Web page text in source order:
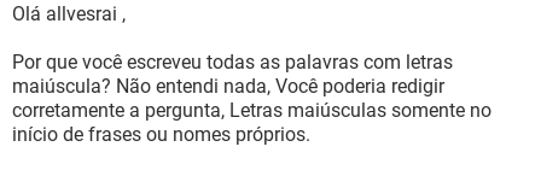
Olá allvesrai ,
Por que você escreveu todas as palavras com letras
maiúscula? Não entendi nada, Você poderia redigir
corretamente a pergunta, Letras maiúsculas somente no
início de frases ou nomes próprios.